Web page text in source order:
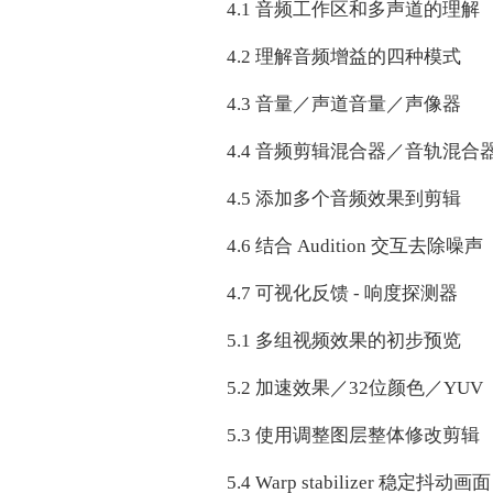
4.1 音频工作区和多声道的理解
4.2 理解音频增益的四种模式
4.3 音量／声道音量／声像器
4.4 音频剪辑混合器／音轨混合
4.5 添加多个音频效果到剪辑
4.6 结合 Audition 交互去除噪声
4.7 可视化反馈 - 响度探测器
5.1 多组视频效果的初步预览
5.2 加速效果／32位颜色／YUV
5.3 使用调整图层整体修改剪辑
5.4 Warp stabilizer 稳定抖动画面